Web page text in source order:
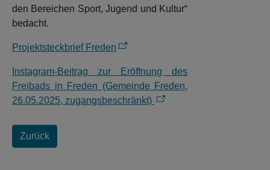
den Bereichen Sport, Jugend und Kultur“
bedacht.
Projektsteckbrief Freden
Instagram-Beitrag zur Eröffnung des
Freibads in Freden (Gemeinde Freden,
26.05.2025, zugangsbeschränkt)
Zurück